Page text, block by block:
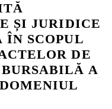
ȘI JURIDICE
ÎN SCOPUL
DE
A